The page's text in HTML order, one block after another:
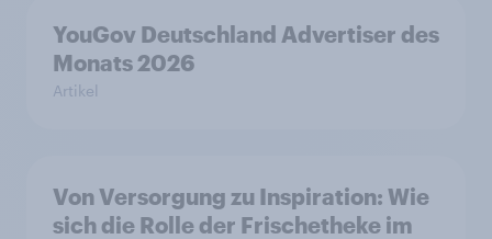
YouGov Deutschland Advertiser des
Monats 2026
Artikel
Von Versorgung zu Inspiration: Wie
sich die Rolle der Frischetheke im